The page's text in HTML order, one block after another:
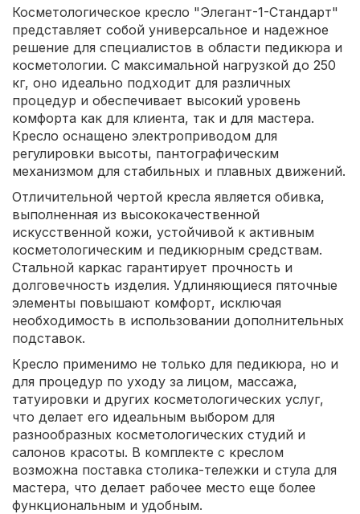
Косметологическое кресло "Элегант-1-Стандарт"
представляет собой универсальное и надежное
решение для специалистов в области педикюра и
косметологии. С максимальной нагрузкой до 250
кг, оно идеально подходит для различных
процедур и обеспечивает высокий уровень
комфорта как для клиента, так и для мастера.
Кресло оснащено электроприводом для
регулировки высоты, пантографическим
механизмом для стабильных и плавных движений.
Отличительной чертой кресла является обивка,
выполненная из высококачественной
искусственной кожи, устойчивой к активным
косметологическим и педикюрным средствам.
Стальной каркас гарантирует прочность и
долговечность изделия. Удлиняющиеся пяточные
элементы повышают комфорт, исключая
необходимость в использовании дополнительных
подставок.
Кресло применимо не только для педикюра, но и
для процедур по уходу за лицом, массажа,
татуировки и других косметологических услуг,
что делает его идеальным выбором для
разнообразных косметологических студий и
салонов красоты. В комплекте с креслом
возможна поставка столика-тележки и стула для
мастера, что делает рабочее место еще более
функциональным и удобным.